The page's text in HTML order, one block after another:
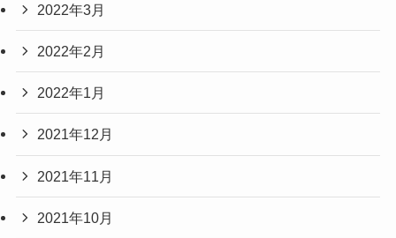
2022年3月
2022年2月
2022年1月
2021年12月
2021年11月
2021年10月